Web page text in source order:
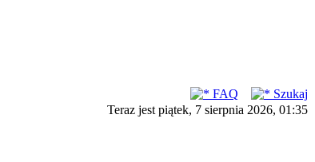
FAQ
Szukaj
Teraz jest piątek, 7 sierpnia 2026, 01:35